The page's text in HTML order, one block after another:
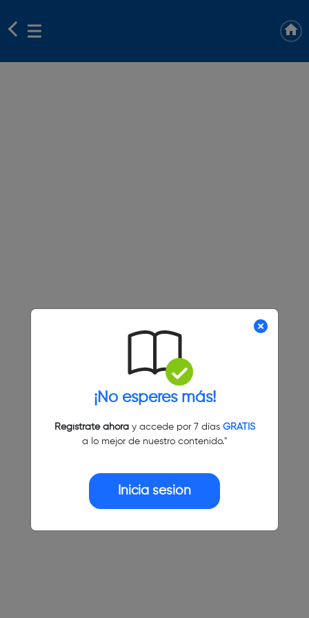
¡No esperes más!
Regístrate ahoray accede por 7 días GRATIS
a lo mejor de nuestro contenido."
Inicia sesión